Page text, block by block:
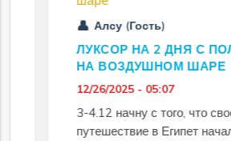
Алсу (Гость)
ЛУКСОР НА 2 ДНЯ С
НА ВОЗДУШНОМ ШАРЕ
12/26/2025 - 05:07
3-4.12 начну с того, что своё
путешествие в Египет